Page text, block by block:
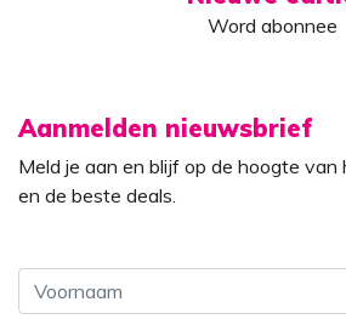
Word abonnee
Aanmelden nieuwsbrief
Meld je aan en blijf op de hoogte
en de beste deals.